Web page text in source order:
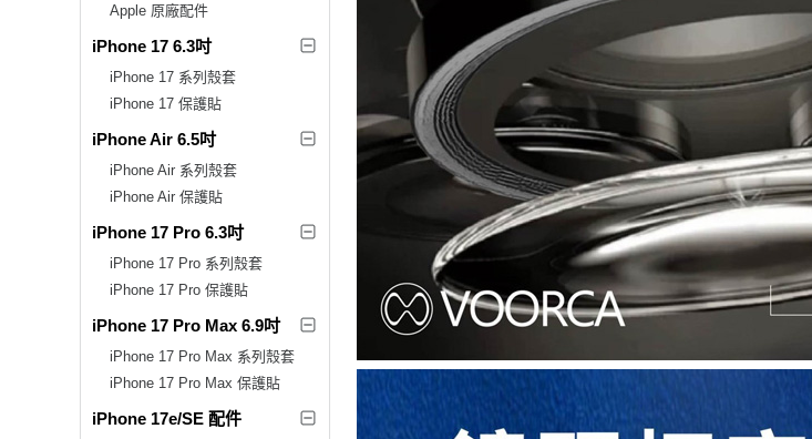
Apple 原廠配件
iPhone 17 6.3吋
iPhone 17 系列殼套
iPhone 17 保護貼
iPhone Air 6.5吋
iPhone Air 系列殼套
iPhone Air 保護貼
iPhone 17 Pro 6.3吋
iPhone 17 Pro 系列殼套
iPhone 17 Pro 保護貼
iPhone 17 Pro Max 6.9吋
iPhone 17 Pro Max 系列殼套
iPhone 17 Pro Max 保護貼
iPhone 17e/SE 配件